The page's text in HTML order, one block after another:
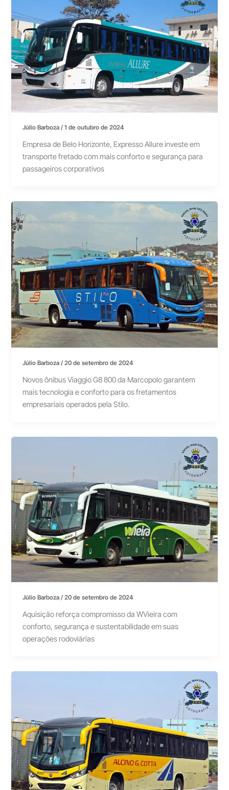
Júlio Barboza/1 de outubro de 2024
Empresa de Belo Horizonte, Expresso Allure investe em
transporte fretado com mais conforto e segurança para
passageiros corporativos
Júlio Barboza/20 de setembro de 2024
Novos ônibus Viaggio G8 800 da Marcopolo garantem
mais tecnologia e conforto para os fretamentos
empresariais operados pela Stilo.
Júlio Barboza/20 de setembro de 2024
Aquisição reforça compromisso da WVieira com
conforto, segurança e sustentabilidade em suas
operações rodoviárias